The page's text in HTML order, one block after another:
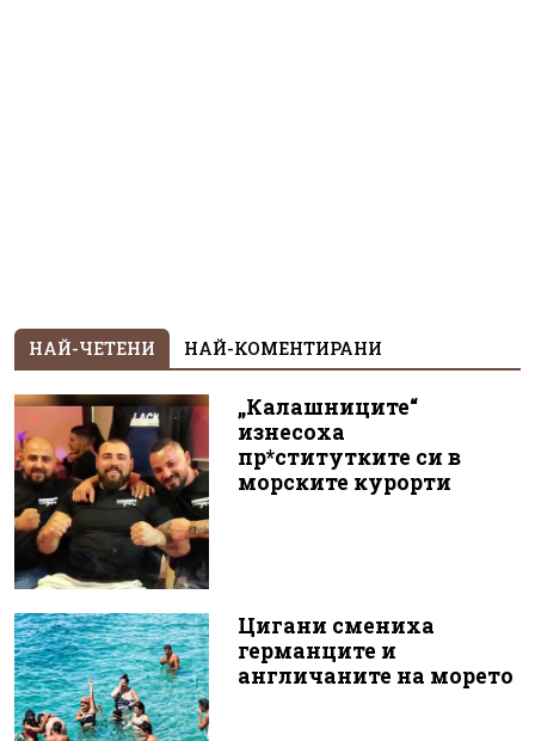
НАЙ-ЧЕТЕНИ НАЙ-КОМЕНТИРАНИ
„Калашниците“
изнесоха
пр*ститутките си в
морските курорти
Цигани смениха
германците и
англичаните на морето